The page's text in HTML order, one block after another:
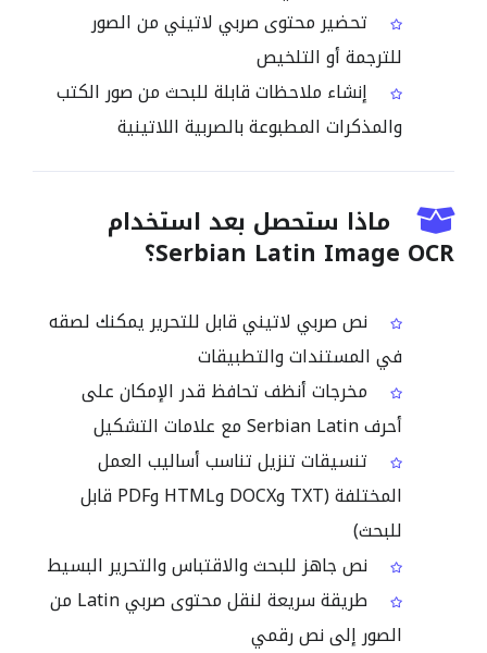
تحضير محتوى صربي لاتيني من الصور
للترجمة أو التلخيص
إنشاء ملاحظات قابلة للبحث من صور الكتب
والمذكرات المطبوعة بالصربية اللاتينية
ماذا ستحصل بعد استخدام
Serbian Latin Image OCR؟
نص صربي لاتيني قابل للتحرير يمكنك لصقه
في المستندات والتطبيقات
مخرجات أنظف تحافظ قدر الإمكان على
أحرف Serbian Latin مع علامات التشكيل
تنسيقات تنزيل تناسب أساليب العمل
المختلفة (TXT وDOCX وHTML وPDF قابل
للبحث)
نص جاهز للبحث والاقتباس والتحرير البسيط
طريقة سريعة لنقل محتوى صربي Latin من
الصور إلى نص رقمي